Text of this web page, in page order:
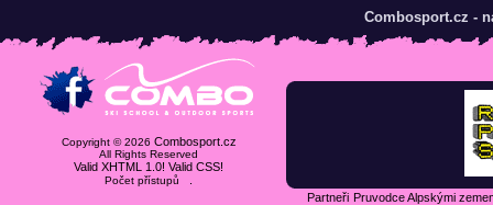
Combosport.cz -
Copyright © 2026 Combosport.cz
All Rights Reserved
Valid XHTML 1.0! Valid CSS!
Počet přístupů
Partneři Pruvodce Alpskými